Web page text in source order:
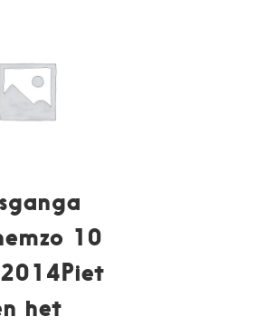
10
het